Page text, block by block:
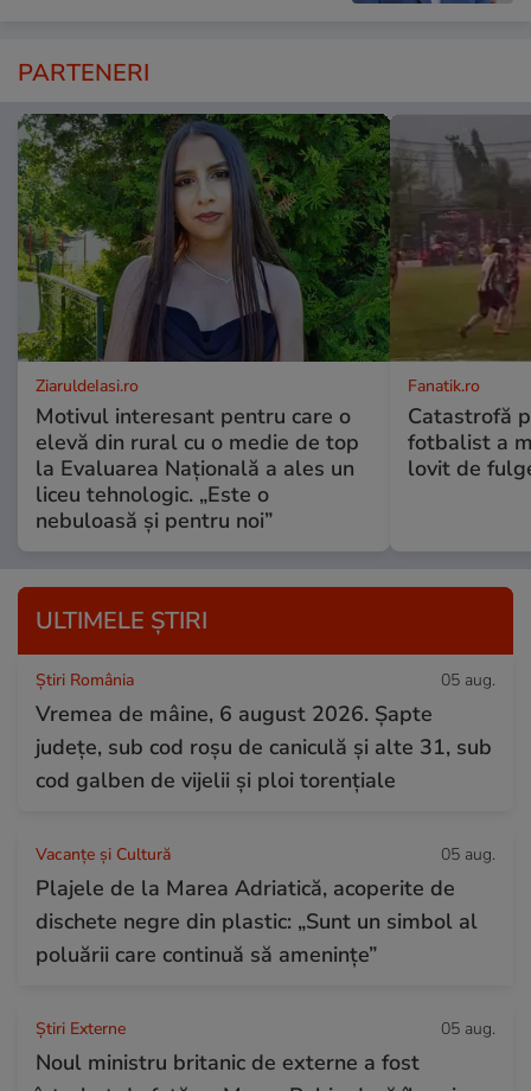
PARTENERI
ZiaruldeIasi.ro
Motivul interesant pentru care o
elevă din rural cu o medie de top
la Evaluarea Națională a ales un
liceu tehnologic. „Este o
nebuloasă și pentru noi”
Fanatik.ro
Catastrofă
fotbalist a
lovit de
ULTIMELE ȘTIRI
Știri România 05 aug.
Vremea de mâine, 6 august 2026. Șapte
județe, sub cod roșu de caniculă și alte 31, sub
cod galben de vijelii și ploi torențiale
Vacanțe și Cultură 05 aug.
Plajele de la Marea Adriatică, acoperite de
dischete negre din plastic: „Sunt un simbol al
poluării care continuă să amenințe”
Știri Externe 05 aug.
Noul ministru britanic de externe a fost